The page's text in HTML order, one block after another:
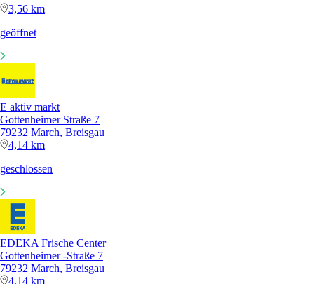
3,56 km
geöffnet
E aktiv markt
Gottenheimer Straße 7
79232 March, Breisgau
4,14 km
geschlossen
EDEKA Frische Center
Gottenheimer -Straße 7
79232 March, Breisgau
4,14 km